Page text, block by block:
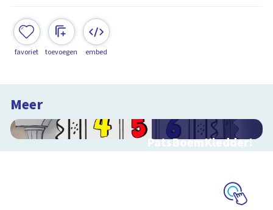
favoriet toevoegen embed
Meer
PatsBoemKledder!
Speel het spel en leer